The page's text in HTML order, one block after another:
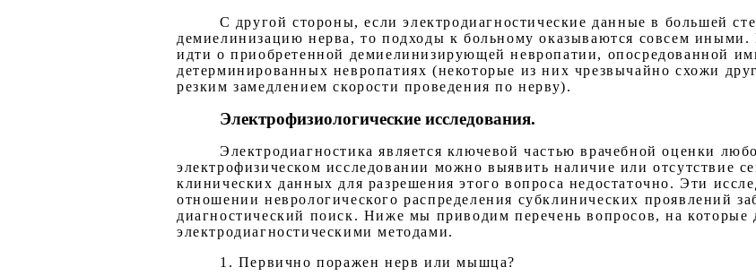
С другой стороны, если электродиагностические данные в большей
демиелинизацию нерва, то подходы к больному оказываются совсем
идти о приобретенной демиелинизирующей невропатии, опосредованной
детерминированных невропатиях (некоторые из них чрезвычайно схожи
резким замедлением скорости проведения по нерву).
Электрофизиологические исследования.
Электродиагностика является ключевой частью врачебной оценки
электрофизическом исследовании можно выявить наличие или отсутствие
клинических данных для разрешения этого вопроса недостаточно. Эти
отношении неврологического распределения субклинических проявлений
диагностический поиск. Ниже мы приводим перечень вопросов, на которые
электродиагностическими методами.
1. Первично поражен нерв или мышца?